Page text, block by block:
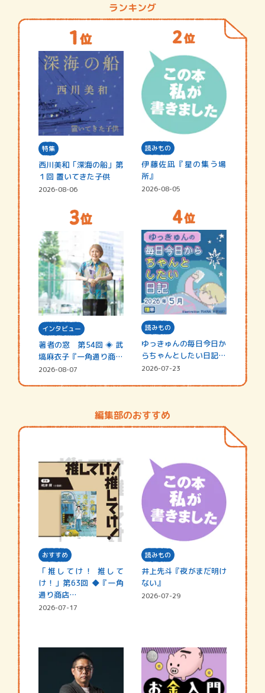
ランキング
特集
西川美和「深海の船」第
１回 置いてきた子供
2026-08-06
読みもの
伊藤佐凪『星の集う場
所』
2026-08-05
インタビュー
著者の窓 第54回 ◈ 武
塙麻衣子『一角通り商店
街の…
2026-08-07
読みもの
ゆっきゅんの毎日今日か
らちゃんとしたい日記
☆202…
2026-07-23
編集部のおすすめ
おすすめ
「推してけ！ 推して
け！」第63回 ◆『一角
通り商店…
2026-07-17
読みもの
井上先斗『夜がまだ明け
ない』
2026-07-29